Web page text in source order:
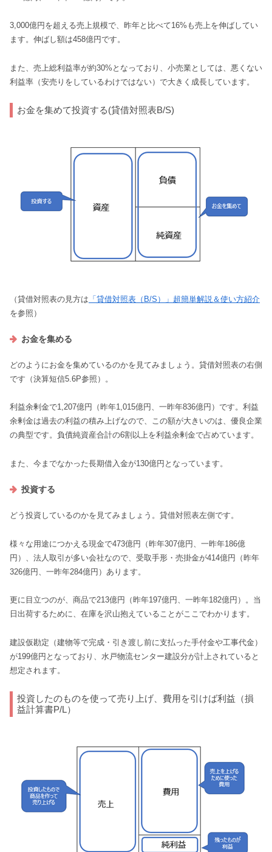
3,000億円を超える売上規模で、昨年と比べて16%も売上を伸ばしてい
ます。伸ばし額は458億円です。
また、売上総利益率が約30%となっており、小売業としては、悪くない
利益率（安売りをしているわけではない）で大きく成長しています。
お金を集めて投資する(貸借対照表B/S)
（貸借対照表の見方は 「貸借対照表（B/S）」超簡単解説＆使い方紹介
を参照）
お金を集める
どのようにお金を集めているのかを見てみましょう。貸借対照表の右側
です（決算短信5.6P参照）。
利益余剰金で1,207億円（昨年1,015億円、一昨年836億円）です。利益
余剰金は過去の利益の積み上げなので、この額が大きいのは、優良企業
の典型です。負債純資産合計の6割以上を利益余剰金で占めています。
また、今までなかった長期借入金が130億円となっています。
投資する
どう投資しているのかを見てみましょう。貸借対照表左側です。
様々な用途につかえる現金で473億円（昨年307億円、一昨年186億
円）、法人取引が多い会社なので、受取手形・売掛金が414億円（昨年
326億円、一昨年284億円）あります。
更に目立つのが、商品で213億円（昨年197億円、一昨年182億円）。当
日出荷するために、在庫を沢山抱えていることがここでわかります。
建設仮勘定（建物等で完成・引き渡し前に支払った手付金や工事代金）
が199億円となっており、水戸物流センター建設分が計上されていると
想定されます。
投資したのものを使って売り上げ、費用を引けば利益（損
益計算書P/L）